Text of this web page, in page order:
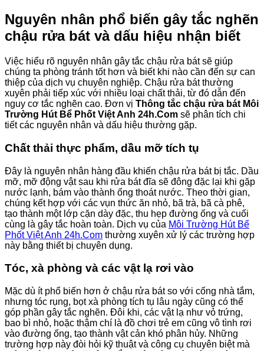
Nguyên nhân phổ biến gây tắc nghẽn
chậu rửa bát và dấu hiệu nhận biết
Việc hiểu rõ nguyên nhân gây tắc chậu rửa bát sẽ giúp
chúng ta phòng tránh tốt hơn và biết khi nào cần đến sự can
thiệp của dịch vụ chuyên nghiệp. Chậu rửa bát thường
xuyên phải tiếp xúc với nhiều loại chất thải, từ đó dẫn đến
nguy cơ tắc nghẽn cao. Đơn vị Thông tắc chậu rửa bát Môi
Trường Hút Bể Phốt Việt Anh 24h.Com sẽ phân tích chi
tiết các nguyên nhân và dấu hiệu thường gặp.
Chất thải thực phẩm, dầu mỡ tích tụ
Đây là nguyên nhân hàng đầu khiến chậu rửa bát bị tắc. Dầu
mỡ, mỡ động vật sau khi rửa bát đĩa sẽ đông đặc lại khi gặp
nước lạnh, bám vào thành ống thoát nước. Theo thời gian,
chúng kết hợp với các vụn thức ăn nhỏ, bã trà, bã cà phê,
tạo thành một lớp cặn dày đặc, thu hẹp đường ống và cuối
cùng là gây tắc hoàn toàn. Dịch vụ của Môi Trường Hút Bể
Phốt Việt Anh 24h.Com thường xuyên xử lý các trường hợp
này bằng thiết bị chuyên dụng.
Tóc, xà phòng và các vật lạ rơi vào
Mặc dù ít phổ biến hơn ở chậu rửa bát so với cống nhà tắm,
nhưng tóc rụng, bọt xà phòng tích tụ lâu ngày cũng có thể
góp phần gây tắc nghẽn. Đôi khi, các vật lạ như vỏ trứng,
bao bì nhỏ, hoặc thậm chí là đồ chơi trẻ em cũng vô tình rơi
vào đường ống, tạo thành vật cản khó phân hủy. Những
trường hợp này đòi hỏi kỹ thuật và công cụ chuyên biệt mà